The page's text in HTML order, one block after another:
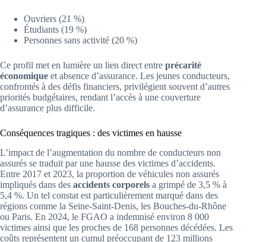
Ouvriers (21 %)
Étudiants (19 %)
Personnes sans activité (20 %)
Ce profil met en lumière un lien direct entre précarité
économique et absence d’assurance. Les jeunes conducteurs,
confrontés à des défis financiers, privilégient souvent d’autres
priorités budgétaires, rendant l’accès à une couverture
d’assurance plus difficile.
Conséquences tragiques : des victimes en hausse
L’impact de l’augmentation du nombre de conducteurs non
assurés se traduit par une hausse des victimes d’accidents.
Entre 2017 et 2023, la proportion de véhicules non assurés
impliqués dans des accidents corporels a grimpé de 3,5 % à
5,4 %. Un tel constat est particulièrement marqué dans des
régions comme la Seine-Saint-Denis, les Bouches-du-Rhône
ou Paris. En 2024, le FGAO a indemnisé environ 8 000
victimes ainsi que les proches de 168 personnes décédées. Les
coûts représentent un cumul préoccupant de 123 millions